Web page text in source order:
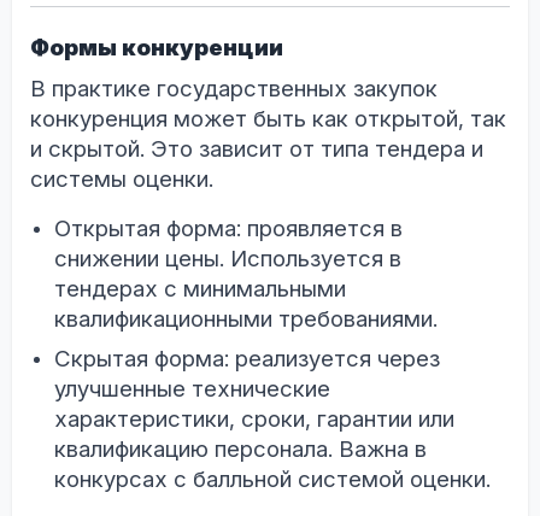
Формы конкуренции
В практике государственных закупок
конкуренция может быть как открытой, так
и скрытой. Это зависит от типа тендера и
системы оценки.
Открытая форма: проявляется в
снижении цены. Используется в
тендерах с минимальными
квалификационными требованиями.
Скрытая форма: реализуется через
улучшенные технические
характеристики, сроки, гарантии или
квалификацию персонала. Важна в
конкурсах с балльной системой оценки.